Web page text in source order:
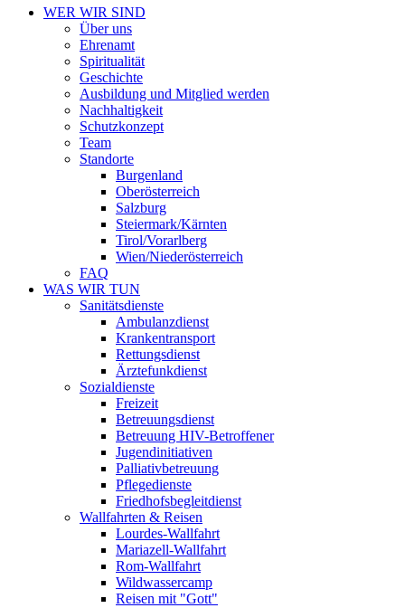
WER WIR SIND
Über uns
Ehrenamt
Spiritualität
Geschichte
Ausbildung und Mitglied werden
Nachhaltigkeit
Schutzkonzept
Team
Standorte
Burgenland
Oberösterreich
Salzburg
Steiermark/Kärnten
Tirol/Vorarlberg
Wien/Niederösterreich
FAQ
WAS WIR TUN
Sanitätsdienste
Ambulanzdienst
Krankentransport
Rettungsdienst
Ärztefunkdienst
Sozialdienste
Freizeit
Betreuungsdienst
Betreuung HIV-Betroffener
Jugendinitiativen
Palliativbetreuung
Pflegedienste
Friedhofsbegleitdienst
Wallfahrten & Reisen
Lourdes-Wallfahrt
Mariazell-Wallfahrt
Rom-Wallfahrt
Wildwassercamp
Reisen mit "Gott"